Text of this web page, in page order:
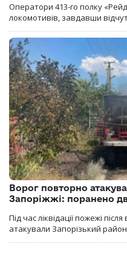
Оператори 413-го полку
локомотивів, завдавши
Ворог повторно
Запоріжжі: поранено
Під час ліквідації пожежі
атакували Запорізький